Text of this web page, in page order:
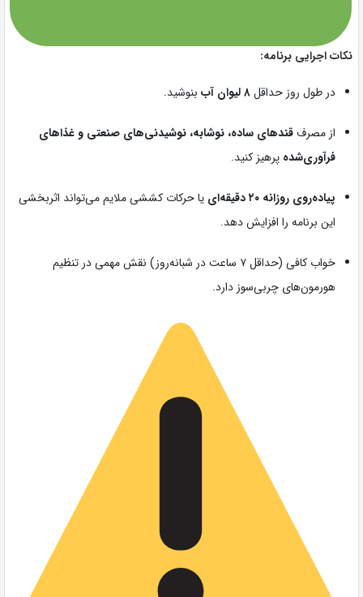
نکات اجرایی برنامه:
در طول روز حداقل۸ لیوان آب بنوشید.
از مصرفقندهای ساده، نوشابه، نوشیدنی‌های صنعتی و غذاهای
فرآوری‌شده پرهیز کنید.
پیاده‌روی روزانه ۲۰ دقیقه‌ای
یا حرکات کششی ملایم می‌تواند اثربخشی
این برنامه را افزایش دهد.
خواب کافی (حداقل ۷ ساعت در شبانه‌روز) نقش مهمی در تنظیم
هورمون‌های چربی‌سوز دارد.